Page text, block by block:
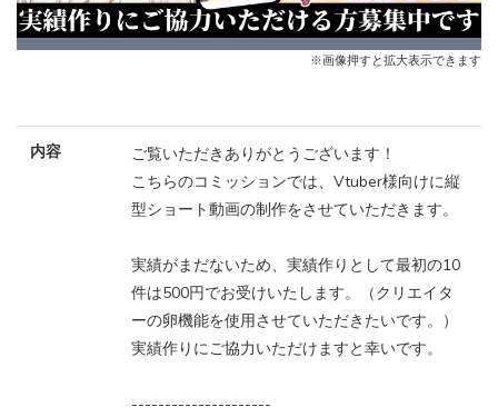
※画像押すと拡大表示できます
内容
ご覧いただきありがとうございます！
こちらのコミッションでは、Vtuber様向けに縦
型ショート動画の制作をさせていただきます。
実績がまだないため、実績作りとして最初の10
件は500円でお受けいたします。（クリエイタ
ーの卵機能を使用させていただきたいです。）
実績作りにご協力いただけますと幸いです。
---------------------